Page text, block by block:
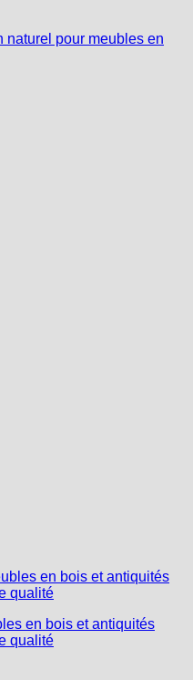
naturel pour meubles en
en bois et antiquités
qualité